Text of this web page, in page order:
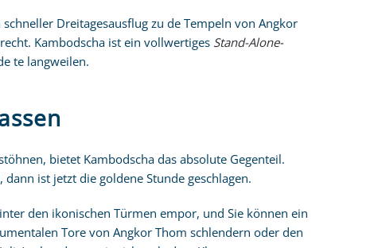
Dreitagesausflug zu de Tempeln von Angkor
Kambodscha ist ein vollwertiges Stand-Alone-
te langweilen.
bietet Kambodscha das absolute Gegenteil.
ist jetzt die goldene Stunde geschlagen.
den ikonischen Türmen empor, und Sie können ein
Tore von Angkor Thom schlendern oder den